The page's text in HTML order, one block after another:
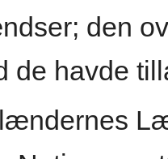
den
de havde